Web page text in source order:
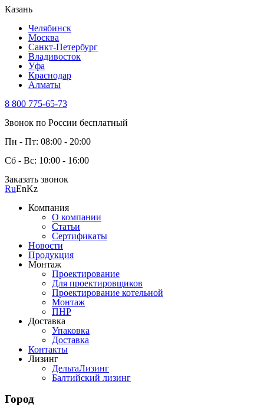
Казань
Челябинск
Москва
Санкт-Петербург
Владивосток
Уфа
Краснодар
Алматы
8 800 775-65-73
Звонок по России бесплатный
Пн - Пт: 08:00 - 20:00
Сб - Вс: 10:00 - 16:00
Заказать звонок
RuEnKz
Компания
О компании
Статьи
Сертификаты
Новости
Продукция
Монтаж
Проектирование
Для проектировщиков
Проектирование котельной
Монтаж
ПНР
Доставка
Упаковка
Доставка
Контакты
Лизинг
ДельтаЛизинг
Балтийский лизинг
Город